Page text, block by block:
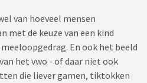
van hoeveel mensen
met de keuze van een kind
En ook het beeld
het vwo - of daar niet ook
die liever gamen, tiktokken